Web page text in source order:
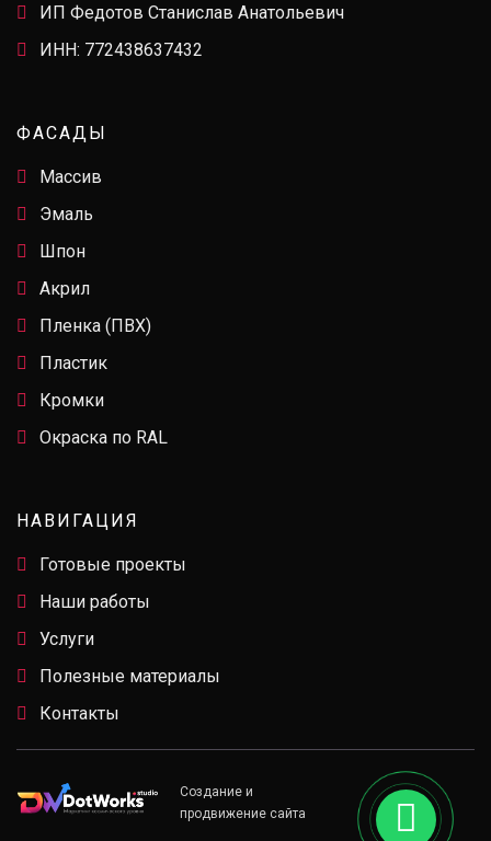
ИП Федотов Станислав Анатольевич
ИНН: 772438637432
ФАСАДЫ
Массив
Эмаль
Шпон
Акрил
Пленка (ПВХ)
Пластик
Кромки
Окраска по RAL
НАВИГАЦИЯ
Готовые проекты
Наши работы
Услуги
Полезные материалы
Контакты
Создание и
продвижение сайта